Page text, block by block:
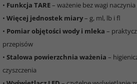
• Funkcja TARE– ważenie bez wagi
• Więcej jednostek miary– g, ml, lb i fl
• Pomiar objętości wody i mleka –
przepisów
• Stalowa powierzchnia ważenia –
czyszczenia